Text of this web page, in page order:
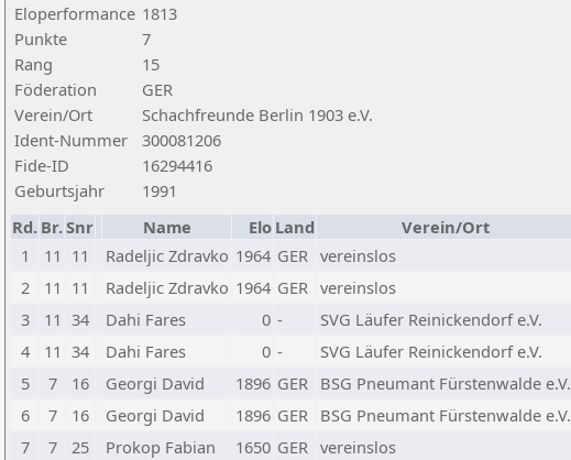
Eloperformance 1813
Punkte
7
Rang
15
Föderation
GER
Verein/Ort
Schachfreunde Berlin 1903 e.V.
Ident-Nummer
300081206
Fide-ID
16294416
Geburtsjahr
1991
Rd. Br.Snr Name Elo Land Verein/Ort
1
11 11 Radeljic Zdravko 1964 GER vereinslos
2
11 11 Radeljic Zdravko 1964 GER vereinslos
3
11 34 Dahi Fares 0 - SVG Läufer Reinickendorf e.V.
4
11 34 Dahi Fares 0 - SVG Läufer Reinickendorf e.V.
5
7 16 Georgi David 1896 GER BSG Pneumant Fürstenwalde e.V.
6
7 16 Georgi David 1896 GER BSG Pneumant Fürstenwalde e.V.
7
7 25 Prokop Fabian 1650 GER vereinslos